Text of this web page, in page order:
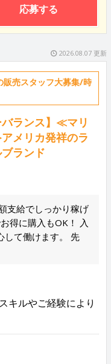
応募する
2026.08.07 更新
販売スタッフ大募集/時
バランス】≪マリ
メリカ発祥のラ
ランド
支給でしっかり稼げ
得に購入もOK！ 入
して働けます。 先
キルやご経験により